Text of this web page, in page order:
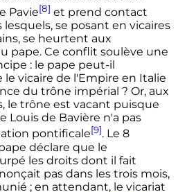
Pavie[8] et prend contact
lesquels, se posant en vicaires
se heurtent aux
pape. Ce conflit soulève une
: le pape peut-il
vicaire de l'Empire en Italie
du trône impérial ? Or, aux
, le trône est vacant puisque
Louis de Bavière n'a pas
pontificale[9]. Le 8
déclare que le
les droits dont il fait
pas dans les trois mois,
; en attendant, le vicariat